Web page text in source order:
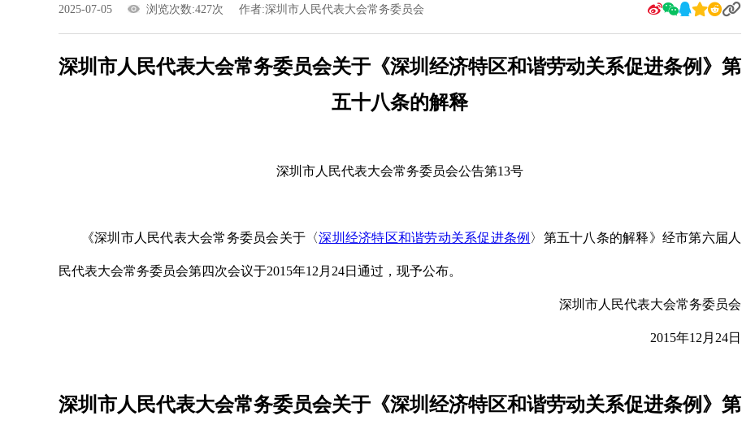
2025-07-05 浏览次数:427次 作者:深圳市人民代表大会常务委员会
深圳市人民代表大会常务委员会关于《深圳经济特区和谐劳动关系促进条例》第
五十八条的解释
深圳市人民代表大会常务委员会公告第13号
《深圳市人民代表大会常务委员会关于〈深圳经济特区和谐劳动关系促进条例 〉第五十八条的解释》经市第六届人
民代表大会常务委员会第四次会议于2015年12月24日通过，现予公布。
深圳市人民代表大会常务委员会
2015年12月24日
深圳市人民代表大会常务委员会关于《深圳经济特区和谐劳动关系促进条例》第